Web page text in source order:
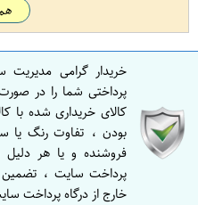
خریدار گرامی مدیریت
پرداختی شما را در
کالای خریداری شده با
بودن ، تفاوت رنگ یا
فروشنده و یا هر
پرداخت سایت ، تضمین
خارج از درگاه پرداخت